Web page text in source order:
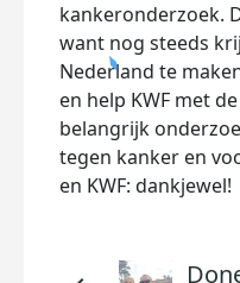
kankeronderzoek.
want nog steeds
Nederland te
en help KWF met
belangrijk
tegen kanker en
en KWF: dankjewel!